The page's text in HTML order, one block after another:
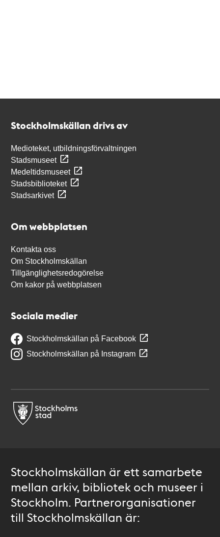
Stockholmskällan drivs av
Medioteket, utbildningsförvaltningen
Stadsmuseet
Medeltidsmuseet
Stadsbiblioteket
Stadsarkivet
Om webbplatsen
Kontakta oss
Om Stockholmskällan
Tillgänglighetsredogörelse
Om kakor på webbplatsen
Sociala medier
Stockholmskällan på Facebook
Stockholmskällan på Instagram
Stockholmskällan är ett samarbete
mellan arkiv, bibliotek och museer i
Stockholm. Partnerorganisationer
till Stockholmskällan är: